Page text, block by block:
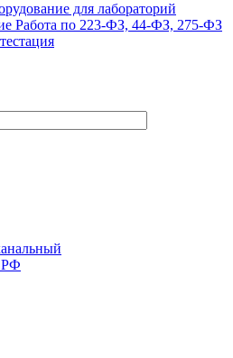
для лабораторий
Работа по 223-ФЗ, 44-ФЗ, 275-ФЗ
РФ